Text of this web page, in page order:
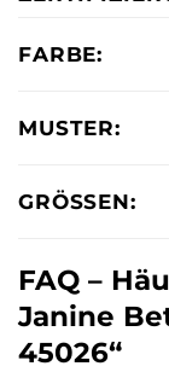
FARBE:
MUSTER:
GRÖSSEN:
FAQ –
Janine
45026“